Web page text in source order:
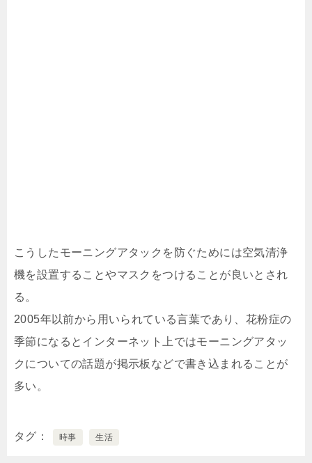
こうしたモーニングアタックを防ぐためには空気清浄
機を設置することやマスクをつけることが良いとされ
る。
2005年以前から用いられている言葉であり、花粉症の
季節になるとインターネット上ではモーニングアタッ
クについての話題が掲示板などで書き込まれることが
多い。
タグ 時事 生活